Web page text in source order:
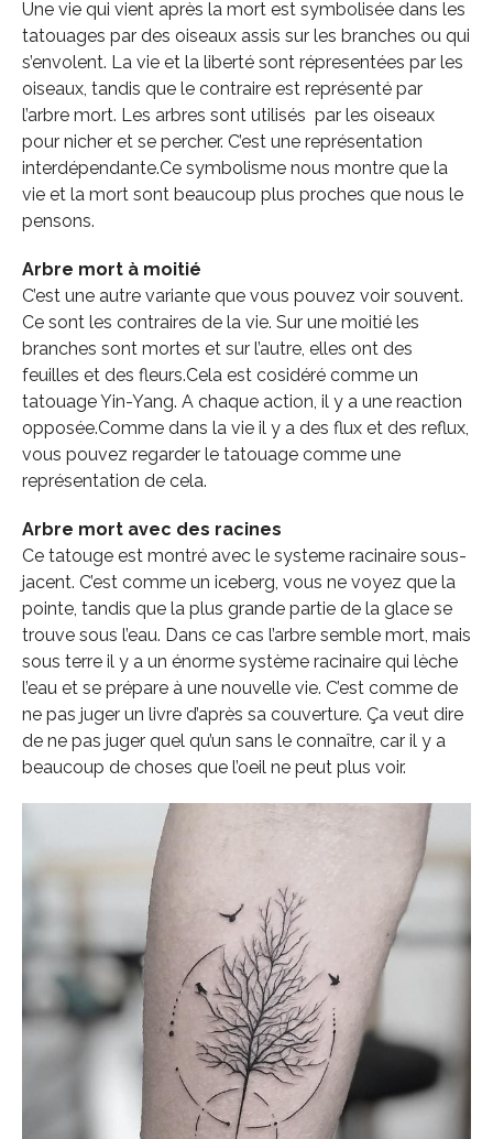
Une vie qui vient après la mort est symbolisée dans les
tatouages par des oiseaux assis sur les branches ou qui
s’envolent. La vie et la liberté sont répresentées par les
oiseaux, tandis que le contraire est représenté par
l’arbre mort. Les arbres sont utilisés par les oiseaux
pour nicher et se percher. C’est une représentation
interdépendante.Ce symbolisme nous montre que la
vie et la mort sont beaucoup plus proches que nous le
pensons.
Arbre mort à moitié
C’est une autre variante que vous pouvez voir souvent.
Ce sont les contraires de la vie. Sur une moitié les
branches sont mortes et sur l’autre, elles ont des
feuilles et des fleurs.Cela est cosidéré comme un
tatouage Yin-Yang. A chaque action, il y a une reaction
opposée.Comme dans la vie il y a des flux et des reflux,
vous pouvez regarder le tatouage comme une
représentation de cela.
Arbre mort avec des racines
Ce tatouge est montré avec le systeme racinaire sous-
jacent. C’est comme un iceberg, vous ne voyez que la
pointe, tandis que la plus grande partie de la glace se
trouve sous l’eau. Dans ce cas l’arbre semble mort, mais
sous terre il y a un énorme système racinaire qui lèche
l’eau et se prépare à une nouvelle vie. C’est comme de
ne pas juger un livre d’après sa couverture. Ça veut dire
de ne pas juger quel qu’un sans le connaître, car il y a
beaucoup de choses que l’oeil ne peut plus voir.